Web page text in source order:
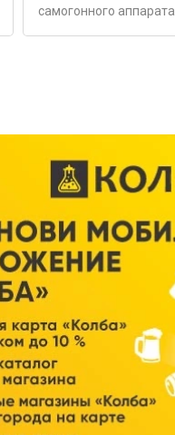
самогонного аппарата